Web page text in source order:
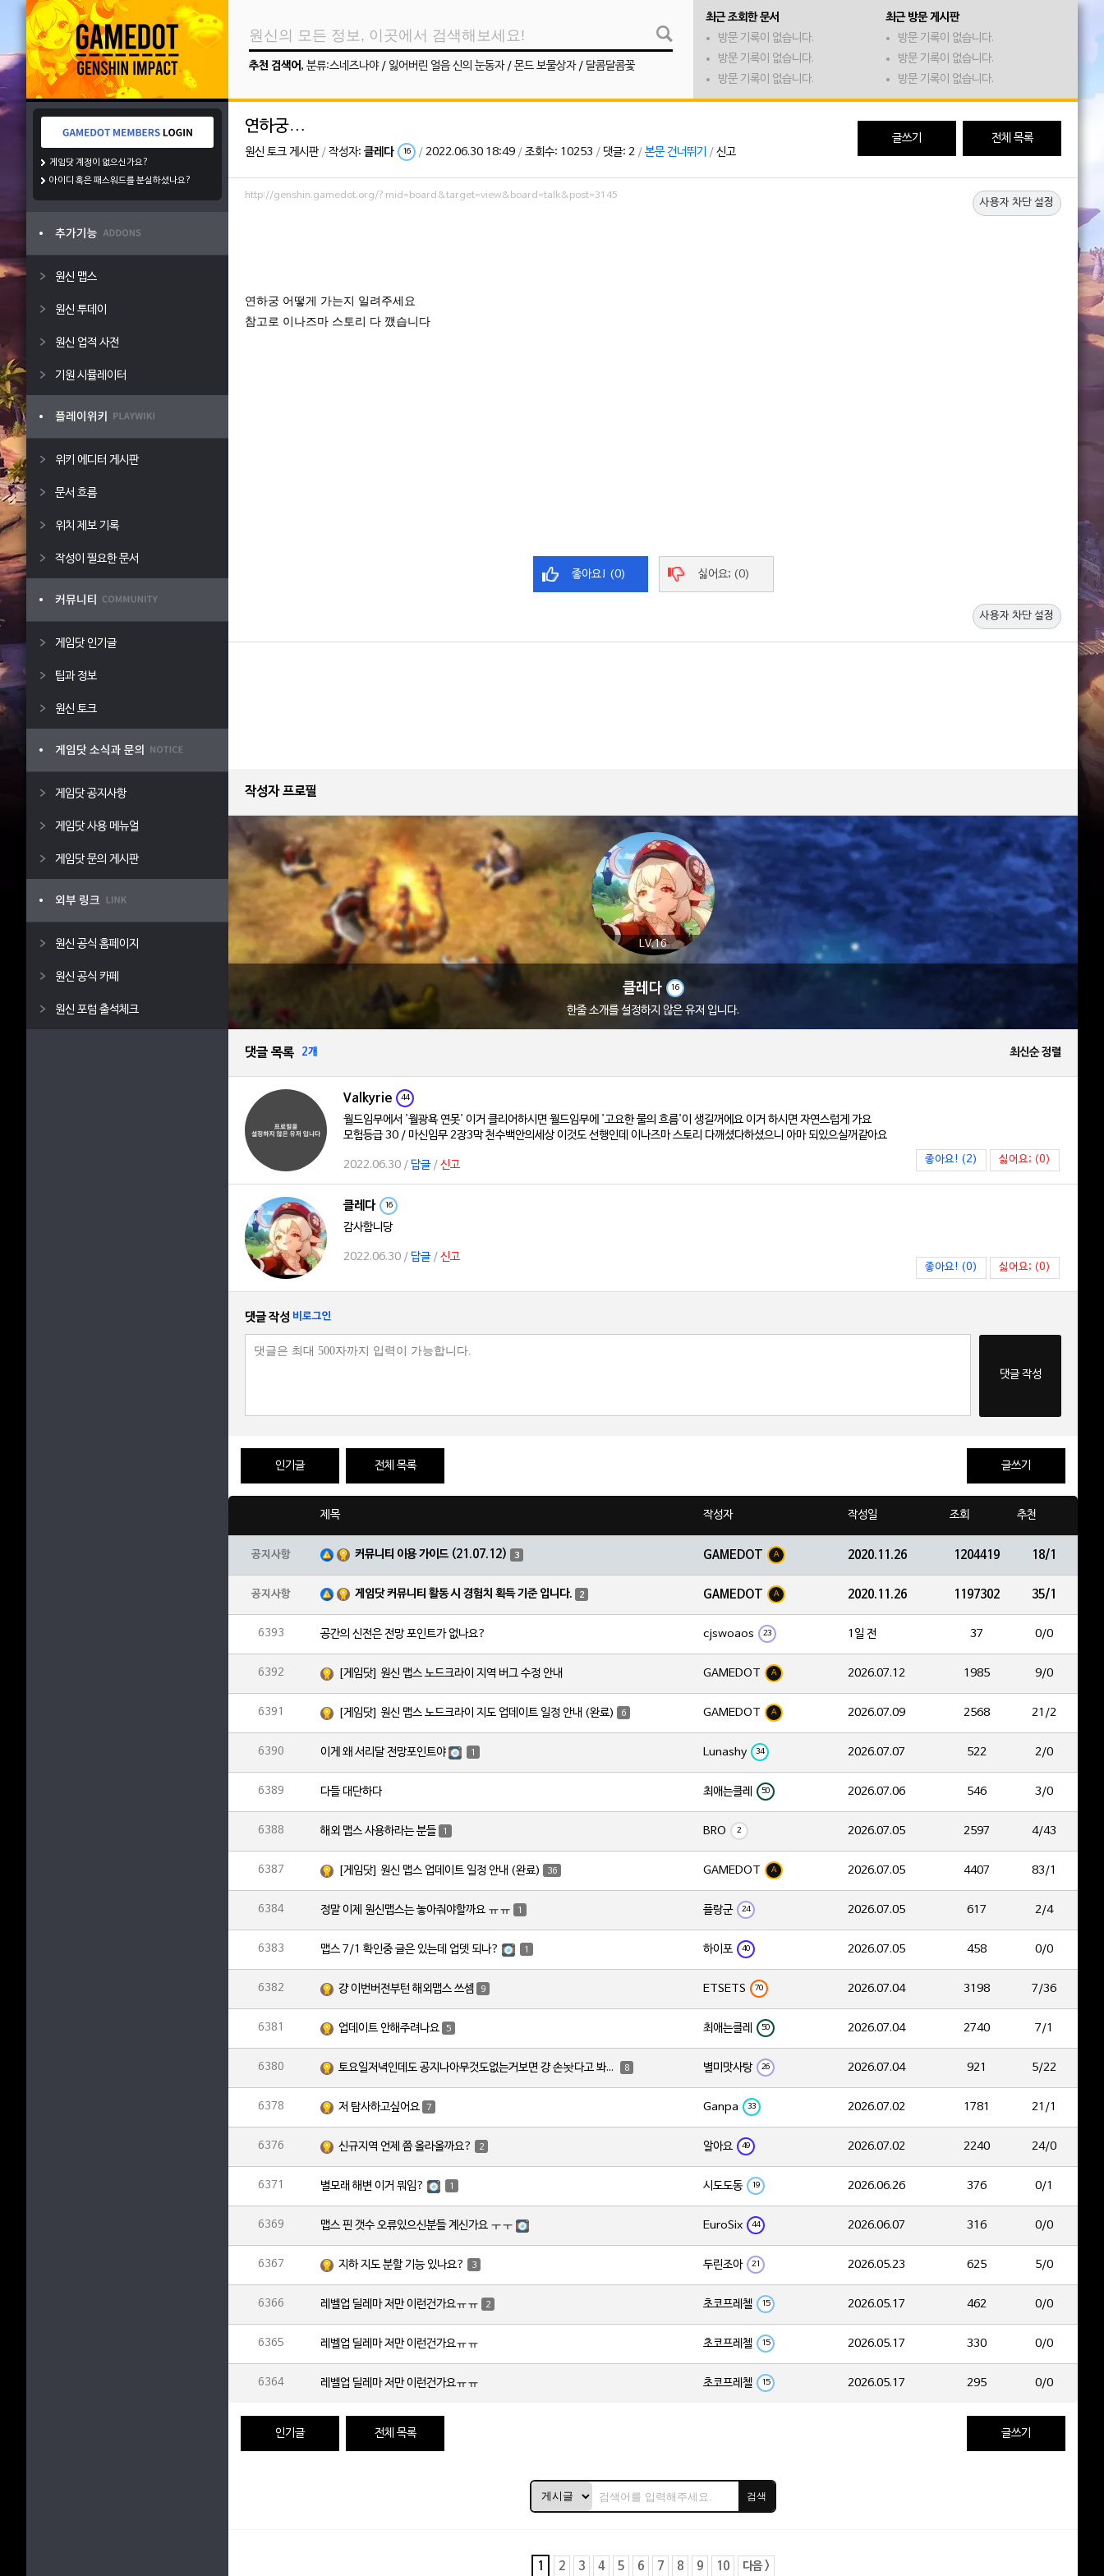
게임닷 계정이 없으신가요?
아이디 혹은 패스워드를 분실하셨나요?
원신 맵스
원신 투데이
원신 업적 사전
기원 시뮬레이터
위키 에디터 게시판
문서 흐름
위치 제보 기록
작성이 필요한 문서
게임닷 인기글
팁과 정보
원신 토크
게임닷 공지사항
게임닷 사용 메뉴얼
게임닷 문의 게시판
원신 공식 홈페이지
원신 공식 카페
원신 포럼 출석체크
추천 검색어 , 분류:스네즈나야/ 잃어버린 얼음 신의 눈동자/ 몬드 보물상자/ 달콤달콤꽃
최근 조회한 문서
방문 기록이 없습니다.
방문 기록이 없습니다.
방문 기록이 없습니다.
최근 방문 게시판
방문 기록이 없습니다.
방문 기록이 없습니다.
방문 기록이 없습니다.
연하궁…
원신 토크 게시판/ 작성자: 클레다 16 / 2022.06.30 18:49 / 조회수: 10253 / 댓글: 2 / 본문 건너뛰기 / 신고
글쓰기 전체 목록
http://genshin.gamedot.org/?mid=board&target=view&board=talk&post=3145
사용자 차단 설정
연하궁 어떻게 가는지 일려주세요
참고로 이나즈마 스토리 다 깼습니다
좋아요! (0) 싫어요; (0)
사용자 차단 설정
작성자 프로필
LV.16
클레다 16
한줄 소개를 설정하지 않은 유저 입니다.
댓글 목록 2개 최신순 정렬
Valkyrie 44
월드임무에서 '월광욕 연못' 이거 클리어하시면 월드임무에 '고요한 물의 흐름'이 생길꺼에요 이거 하시면 자연스럽게 가요
모험등급 30 / 마신임무 2장3막 천수백안의세상 이것도 선행인데 이나즈마 스토리 다깨셨다하셨으니 아마 되있으실꺼같아요
2022.06.30 / 답글/ 신고 좋아요! (2) 싫어요; (0)
클레다 16
감사함니당
2022.06.30 / 답글/ 신고
좋아요! (0) 싫어요; (0)
댓글 작성 비로그인
댓글 작성
인기글 전체 목록 글쓰기
제목 작성자 작성일 조회 추천
공지사항 커뮤니티 이용 가이드 (21.07.12) 3 GAMEDOT A 2020.11.26 1204419 18/1
공지사항 게임닷 커뮤니티 활동 시 경험치 획득 기준 입니다. 2 GAMEDOT A 2020.11.26 1197302 35/1
6393 공간의 신전은 전망 포인트가 없나요? cjswoaos 23 1일 전 37 0/0
6392 [게임닷] 원신 맵스 노드크라이 지역 버그 수정 안내 GAMEDOT A 2026.07.12 1985 9/0
6391 [게임닷] 원신 맵스 노드크라이 지도 업데이트 일정 안내 (완료) 6 GAMEDOT A 2026.07.09 2568 21/2
6390 이게 왜 서리달 전망포인트야 1 Lunashy 34 2026.07.07 522 2/0
6389 다들 대단하다 최애는클레 50 2026.07.06 546 3/0
6388 해외 맵스 사용하라는 분들 1 BRO 2 2026.07.05 2597 4/43
6387 [게임닷] 원신 맵스 업데이트 일정 안내 (완료) 36 GAMEDOT A 2026.07.05 4407 83/1
6384 정말 이제 원신맵스는 놓아줘야할까요 ㅠㅠ 1 플랑군 24 2026.07.05 617 2/4
6383 맵스 7/1 확인중 글은 있는데 업뎃 되나? 1 하이포 40 2026.07.05 458 0/0
6382 걍 이번버전부턴 해외맵스 쓰셈 9 ETSETS 70 2026.07.04 3198 7/36
6381 업데이트 안해주려나요 5 최애는클레 50 2026.07.04 2740 7/1
6380 토요일저녁인데도 공지나아무것도없는거보면 걍 손놧다고 봐야하나요? 8 별미맛사탕 26 2026.07.04 921 5/22
6378 저 탐사하고싶어요 7 Ganpa 33 2026.07.02 1781 21/1
6376 신규지역 언제 쯤 올라올까요? 2 알아요 49 2026.07.02 2240 24/0
6371 별모래 해변 이거 뭐임? 1 시도도동 19 2026.06.26 376 0/1
6369 맵스 핀 갯수 오류있으신분들 계신가요 ㅜㅜ EuroSix 44 2026.06.07 316 0/0
6367 지하 지도 분할 기능 있나요? 3 두린조아 21 2026.05.23 625 5/0
6366 레벨업 딜레마 저만 이런건가요ㅠㅠ 2 초코프레첼 15 2026.05.17 462 0/0
6365 레벨업 딜레마 저만 이런건가요ㅠㅠ 초코프레첼 15 2026.05.17 330 0/0
6364 레벨업 딜레마 저만 이런건가요ㅠㅠ 초코프레첼 15 2026.05.17 295 0/0
인기글 전체 목록 글쓰기
검색
1 2 3 4 5 6 7 8 9 10 다음 >